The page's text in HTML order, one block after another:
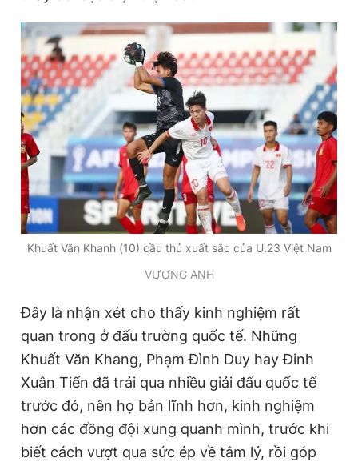
Khuất Văn Khanh (10) cầu thủ xuất sắc của U.23 Việt Nam
VƯƠNG ANH
Đây là nhận xét cho thấy kinh nghiệm rất
quan trọng ở đấu trường quốc tế. Những
Khuất Văn Khang, Phạm Đình Duy hay Đinh
Xuân Tiến đã trải qua nhiều giải đấu quốc tế
trước đó, nên họ bản lĩnh hơn, kinh nghiệm
hơn các đồng đội xung quanh mình, trước khi
biết cách vượt qua sức ép về tâm lý, rồi góp